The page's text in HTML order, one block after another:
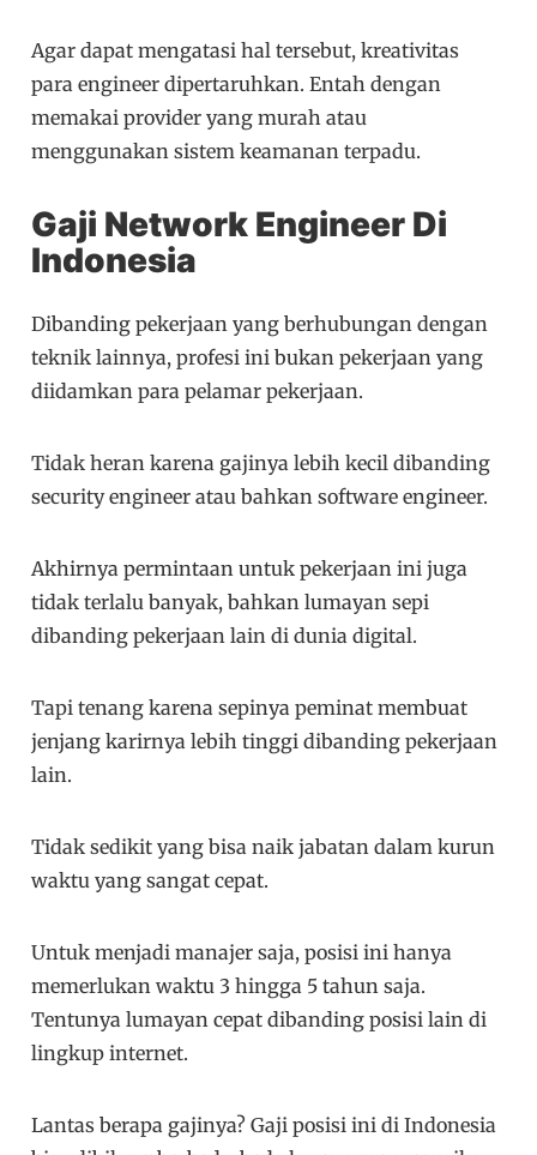
Agar dapat mengatasi hal tersebut, kreativitas
para engineer dipertaruhkan. Entah dengan
memakai provider yang murah atau
menggunakan sistem keamanan terpadu.
Gaji Network Engineer Di
Indonesia
Dibanding pekerjaan yang berhubungan dengan
teknik lainnya, profesi ini bukan pekerjaan yang
diidamkan para pelamar pekerjaan.
Tidak heran karena gajinya lebih kecil dibanding
security engineer atau bahkan software engineer.
Akhirnya permintaan untuk pekerjaan ini juga
tidak terlalu banyak, bahkan lumayan sepi
dibanding pekerjaan lain di dunia digital.
Tapi tenang karena sepinya peminat membuat
jenjang karirnya lebih tinggi dibanding pekerjaan
lain.
Tidak sedikit yang bisa naik jabatan dalam kurun
waktu yang sangat cepat.
Untuk menjadi manajer saja, posisi ini hanya
memerlukan waktu 3 hingga 5 tahun saja.
Tentunya lumayan cepat dibanding posisi lain di
lingkup internet.
Lantas berapa gajinya? Gaji posisi ini di Indonesia